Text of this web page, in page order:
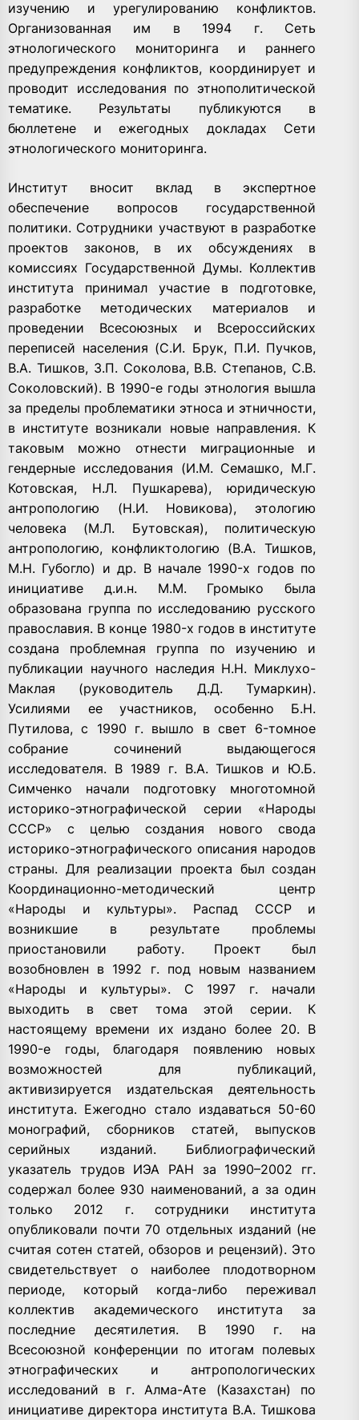
изучению и урегулированию конфликтов.
Организованная им в 1994 г. Сеть
этнологического мониторинга и раннего
предупреждения конфликтов, координирует и
проводит исследования по этнополитической
тематике. Результаты публикуются в
бюллетене и ежегодных докладах Сети
этнологического мониторинга.
Институт вносит вклад в экспертное
обеспечение вопросов государственной
политики. Сотрудники участвуют в разработке
проектов законов, в их обсуждениях в
комиссиях Государственной Думы. Коллектив
института принимал участие в подготовке,
разработке методических материалов и
проведении Всесоюзных и Всероссийских
переписей населения (С.И. Брук, П.И. Пучков,
В.А. Тишков, З.П. Соколова, В.В. Степанов, С.В.
Соколовский). В 1990-е годы этнология вышла
за пределы проблематики этноса и этничности,
в институте возникали новые направления. К
таковым можно отнести миграционные и
гендерные исследования (И.М. Семашко, М.Г.
Котовская, Н.Л. Пушкарева), юридическую
антропологию (Н.И. Новикова), этологию
человека (М.Л. Бутовская), политическую
антропологию, конфликтологию (В.А. Тишков,
М.Н. Губогло) и др. В начале 1990-х годов по
инициативе д.и.н. М.М. Громыко была
образована группа по исследованию русского
православия. В конце 1980-х годов в институте
создана проблемная группа по изучению и
публикации научного наследия Н.Н. Миклухо-
Маклая (руководитель Д.Д. Тумаркин).
Усилиями ее участников, особенно Б.Н.
Путилова, с 1990 г. вышло в свет 6-томное
собрание сочинений выдающегося
исследователя. В 1989 г. В.А. Тишков и Ю.Б.
Симченко начали подготовку многотомной
историко-этнографической серии «Народы
СССР» с целью создания нового свода
историко-этнографического описания народов
страны. Для реализации проекта был создан
Координационно-методический центр
«Народы и культуры». Распад СССР и
возникшие в результате проблемы
приостановили работу. Проект был
возобновлен в 1992 г. под новым названием
«Народы и культуры». С 1997 г. начали
выходить в свет тома этой серии. К
настоящему времени их издано более 20. В
1990-е годы, благодаря появлению новых
возможностей для публикаций,
активизируется издательская деятельность
института. Ежегодно стало издаваться 50-60
монографий, сборников статей, выпусков
серийных изданий. Библиографический
указатель трудов ИЭА РАН за 1990–2002 гг.
содержал более 930 наименований, а за один
только 2012 г. сотрудники института
опубликовали почти 70 отдельных изданий (не
считая сотен статей, обзоров и рецензий). Это
свидетельствует о наиболее плодотворном
периоде, который когда-либо переживал
коллектив академического института за
последние десятилетия. В 1990 г. на
Всесоюзной конференции по итогам полевых
этнографических и антропологических
исследований в г. Алма-Ате (Казахстан) по
инициативе директора института В.А. Тишкова